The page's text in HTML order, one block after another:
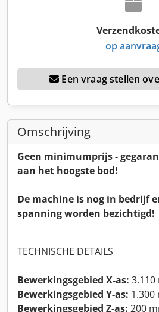
op
Een vraag stellen
Omschrijving
Geen minimumprijs -
aan het hoogste bod!
De machine is nog in bedrijf
spanning worden bezichtigd!
TECHNISCHE DETAILS
Bewerkingsgebied X-as: 3.110
Bewerkingsgebied Y-as: 1.300
Bewerkingsgebied Z-as: 200